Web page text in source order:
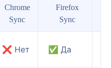
Chrome
Sync
Firefox
Sync
❌ Нет ✅ Да